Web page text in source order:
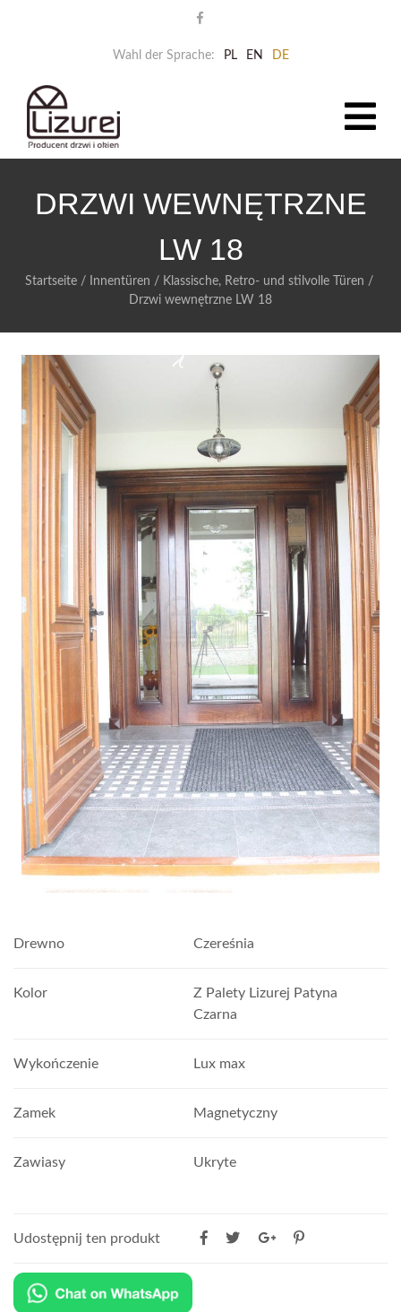
Wahl der Sprache: PL EN DE
DRZWI WEWNĘTRZNE
LW 18
Startseite/ Innentüren / Klassische, Retro- und stilvolle Türen /
Drzwi wewnętrzne LW 18
Drewno Czereśnia
Kolor
Z Palety Lizurej Patyna
Czarna
Wykończenie Lux max
Zamek Magnetyczny
Zawiasy Ukryte
Udostępnij ten produkt